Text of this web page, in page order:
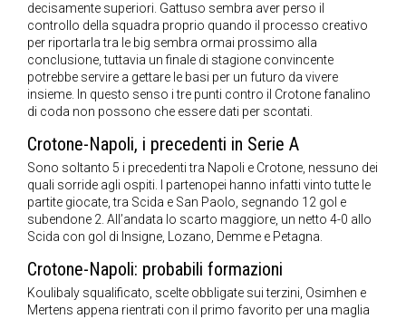
decisamente superiori. Gattuso sembra aver perso il
controllo della squadra proprio quando il processo creativo
per riportarla tra le big sembra ormai prossimo alla
conclusione, tuttavia un finale di stagione convincente
potrebbe servire a gettare le basi per un futuro da vivere
insieme. In questo senso i tre punti contro il Crotone fanalino
di coda non possono che essere dati per scontati.
Crotone-Napoli, i precedenti in Serie A
Sono soltanto 5 i precedenti tra Napoli e Crotone, nessuno dei
quali sorride agli ospiti. I partenopei hanno infatti vinto tutte le
partite giocate, tra Scida e San Paolo, segnando 12 gol e
subendone 2. All’andata lo scarto maggiore, un netto 4-0 allo
Scida con gol di Insigne, Lozano, Demme e Petagna.
Crotone-Napoli: probabili formazioni
Koulibaly squalificato, scelte obbligate sui terzini, Osimhen e
Mertens appena rientrati con il primo favorito per una maglia